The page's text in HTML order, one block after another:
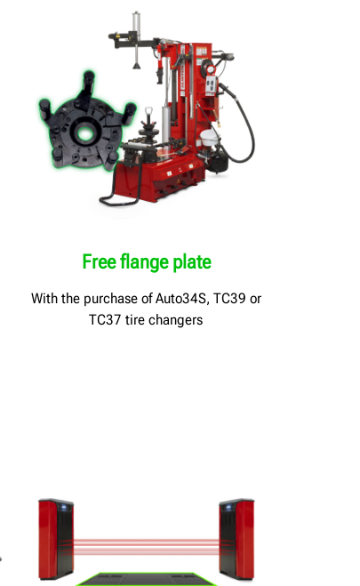
Free flange plate
With the purchase of Auto34S, TC39 or
TC37 tire changers